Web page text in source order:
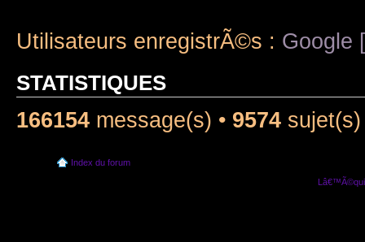
Utilisateurs enregistrÃ©s : Google
STATISTIQUES
166154 message(s) • 9574
Index du forum